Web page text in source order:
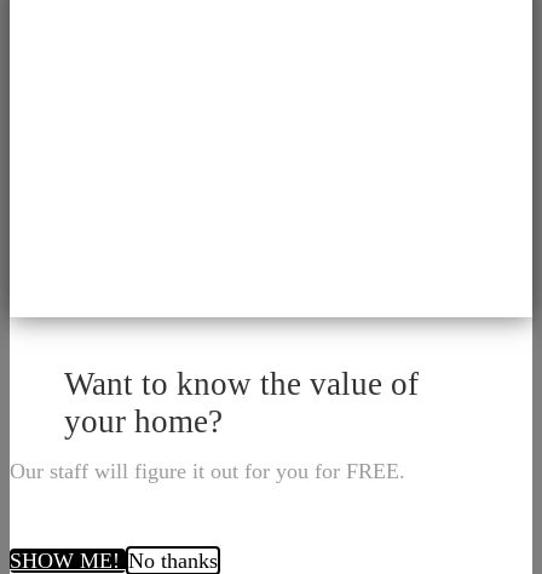
Want to know the value of
your home?
Our staff will figure it out for you for FREE.
SHOW ME!No thanks